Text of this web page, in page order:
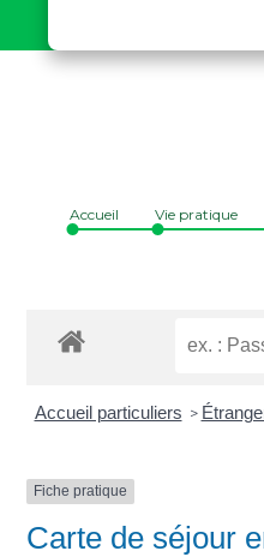
Accueil Vie pratique
Accueil particuliers >
Fiche pratique
Carte de séjour